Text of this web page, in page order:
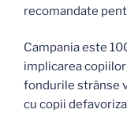
recomandate
Campania este
implicarea
fondurile strânse
cu copii